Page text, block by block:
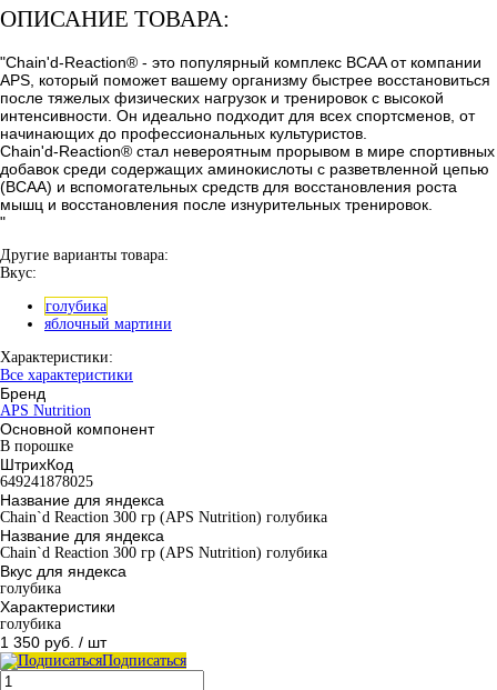
ОПИСАНИЕ ТОВАРА:
"Chain'd-Reaction® - это популярный комплекс BCAA от компании
APS, который поможет вашему организму быстрее восстановиться
после тяжелых физических нагрузок и тренировок с высокой
интенсивности. Он идеально подходит для всех спортсменов, от
начинающих до профессиональных культуристов.
Chain'd-Reaction® стал невероятным прорывом в мире спортивных
добавок среди содержащих аминокислоты с разветвленной цепью
(ВСАА) и вспомогательных средств для восстановления роста
мышц и восстановления после изнурительных тренировок.
"
Другие варианты товара:
Вкус:
голубика
яблочный мартини
Характеристики:
Все характеристики
Бренд
APS Nutrition
Основной компонент
В порошке
ШтрихКод
649241878025
Название для яндекса
Chain`d Reaction 300 гр (APS Nutrition) голубика
Название для яндекса
Chain`d Reaction 300 гр (APS Nutrition) голубика
Вкус для яндекса
голубика
Характеристики
голубика
1 350 руб. / шт
Подписаться